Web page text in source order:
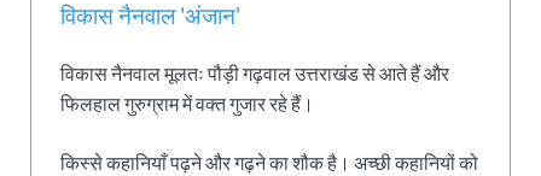
विकास नैनवाल 'अंजान'
विकास नैनवाल मूलतः पौड़ी गढ़वाल उत्तराखंड से आते हैं और
फिलहाल गुरुग्राम में वक्त गुजार रहे हैं।
किस्से कहानियाँ पढ़ने और गढ़ने का शौक है। अच्छी कहानियों को